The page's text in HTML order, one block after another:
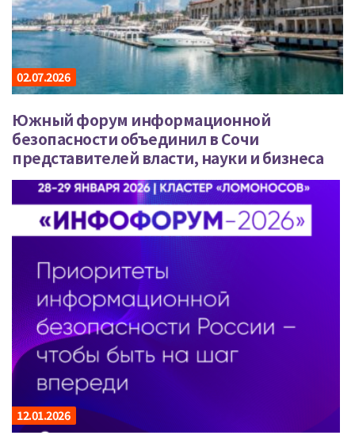
02.07.2026
Южный форум информационной
безопасности объединил в Сочи
представителей власти, науки и бизнеса
12.01.2026